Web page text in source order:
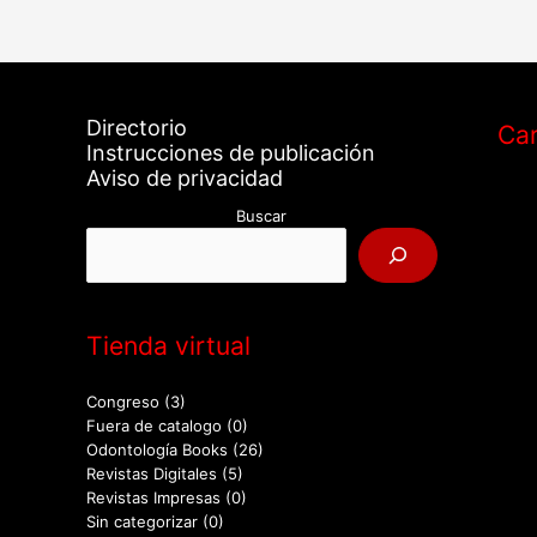
Directorio
Instrucciones de publicación
Aviso de privacidad
Buscar
Tienda virtual
Congreso (3)
Fuera de catalogo (0)
Odontología Books (26)
Revistas Digitales (5)
Revistas Impresas (0)
Sin categorizar (0)